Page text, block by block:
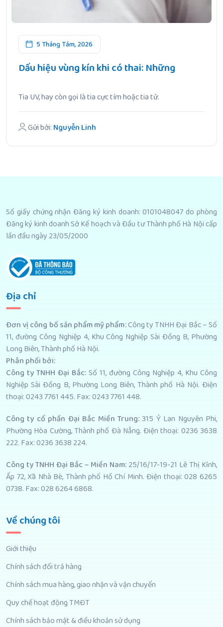
5 Tháng Tám, 2026
Dấu hiệu vùng kín khi có thai: Những
Tia UV, hay còn gọi là tia cực tím hoặc tia tử.
Gửi bởi: Nguyễn Linh
Số giấy chứng nhận Đăng ký kinh doanh: 0101048047 do phòng
Đăng ký kinh doanh Sở Kế hoạch và Đầu tư Thành phố Hà Nội cấp
lần đầu ngày 23/05/2000
Địa chỉ
Đơn vị công bố sản phẩm mỹ phẩm:Công ty TNHH Đại Bắc – Số
11, đường Công Nghiệp 4, Khu Công Nghiệp Sài Đồng B, Phường
Long Biên, Thành phố Hà Nội.
Phân phối bởi:
Công ty TNHH Đại Bắc: Số 11, đường Công Nghiệp 4, Khu Công
Nghiệp Sài Đồng B, Phường Long Biên, Thành phố Hà Nội. Điện
thoại: 0243 7761 445. Fax: 0243 7761 448.
Công ty cổ phần Đại Bắc Miền Trung:315 Ỷ Lan Nguyên Phi,
Phường Hòa Cường, Thành phố Đà Nẵng. Điện thoại: 0236 3638
222. Fax: 0236 3638 224.
Công ty TNHH Đại Bắc – Miền Nam: 25/16/17-19-21 Lê Thị Kỉnh,
Ấp 72, Xã Nhà Bè, Thành phố Hồ Chí Minh. Điện thoại: 028 6265
0738. Fax: 028 6264 6868.
Về chúng tôi
Giới thiệu
Chính sách đổi trả hàng
Chính sách mua hàng, giao nhận và vận chuyển
Quy chế hoạt động TMĐT
Chính sách bảo mật & điều khoản sử dụng